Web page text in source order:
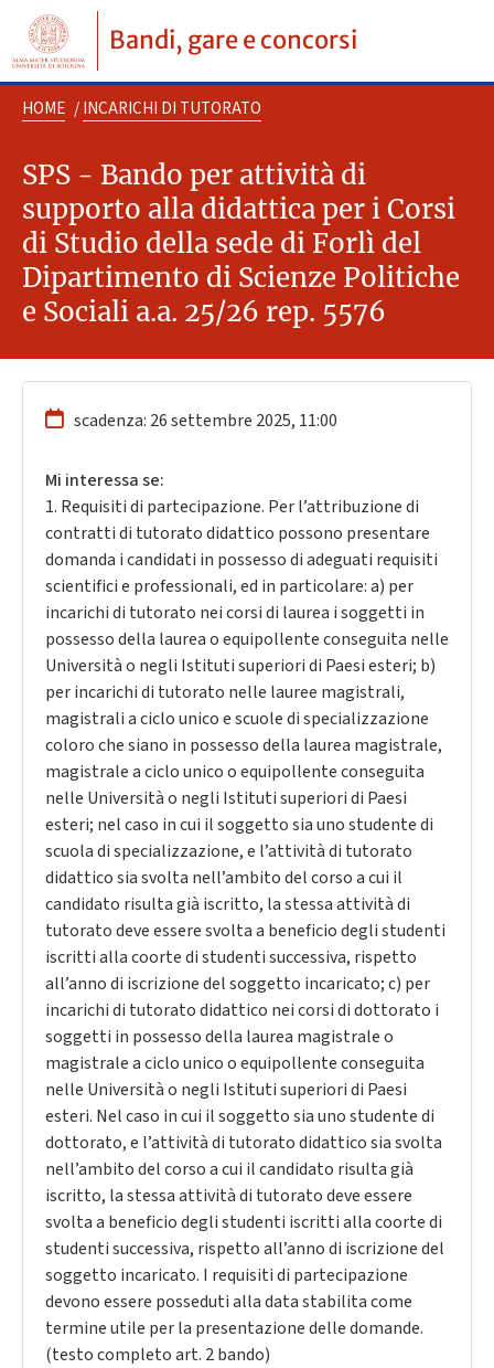
Bandi, gare e concorsi
HOME / INCARICHI DI TUTORATO
SPS - Bando per attività di
supporto alla didattica per i Corsi
di Studio della sede di Forlì del
Dipartimento di Scienze Politiche
e Sociali a.a. 25/26 rep. 5576
scadenza: 26 settembre 2025, 11:00
Mi interessa se:
1. Requisiti di partecipazione. Per l’attribuzione di
contratti di tutorato didattico possono presentare
domanda i candidati in possesso di adeguati requisiti
scientifici e professionali, ed in particolare: a) per
incarichi di tutorato nei corsi di laurea i soggetti in
possesso della laurea o equipollente conseguita nelle
Università o negli Istituti superiori di Paesi esteri; b)
per incarichi di tutorato nelle lauree magistrali,
magistrali a ciclo unico e scuole di specializzazione
coloro che siano in possesso della laurea magistrale,
magistrale a ciclo unico o equipollente conseguita
nelle Università o negli Istituti superiori di Paesi
esteri; nel caso in cui il soggetto sia uno studente di
scuola di specializzazione, e l’attività di tutorato
didattico sia svolta nell’ambito del corso a cui il
candidato risulta già iscritto, la stessa attività di
tutorato deve essere svolta a beneficio degli studenti
iscritti alla coorte di studenti successiva, rispetto
all’anno di iscrizione del soggetto incaricato; c) per
incarichi di tutorato didattico nei corsi di dottorato i
soggetti in possesso della laurea magistrale o
magistrale a ciclo unico o equipollente conseguita
nelle Università o negli Istituti superiori di Paesi
esteri. Nel caso in cui il soggetto sia uno studente di
dottorato, e l’attività di tutorato didattico sia svolta
nell’ambito del corso a cui il candidato risulta già
iscritto, la stessa attività di tutorato deve essere
svolta a beneficio degli studenti iscritti alla coorte di
studenti successiva, rispetto all’anno di iscrizione del
soggetto incaricato. I requisiti di partecipazione
devono essere posseduti alla data stabilita come
termine utile per la presentazione delle domande.
(testo completo art. 2 bando)